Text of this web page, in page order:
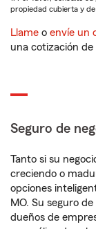
propiedad cubierta y
Llame o envíe un
una cotización de
Seguro de
Tanto si su
creciendo o
opciones
MO. Su seguro
dueños de